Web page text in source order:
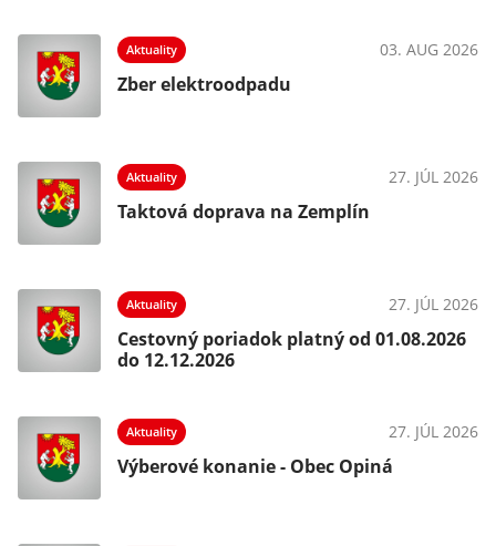
Aktuality 03. AUG 2026
Zber elektroodpadu
Aktuality 27. JÚL 2026
Taktová doprava na Zemplín
Aktuality 27. JÚL 2026
Cestovný poriadok platný od 01.08.2026
do 12.12.2026
Aktuality 27. JÚL 2026
Výberové konanie - Obec Opiná